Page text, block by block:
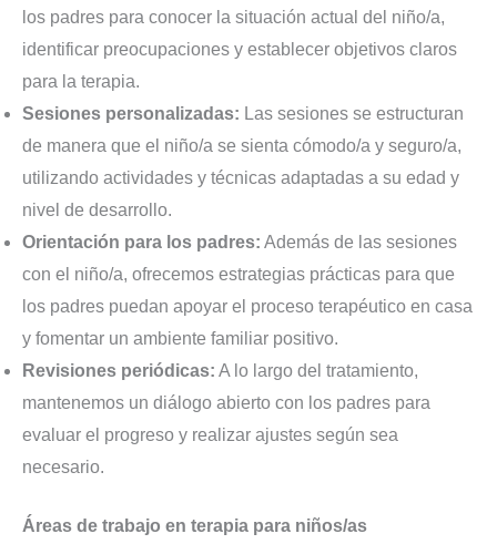
los padres para conocer la situación actual del niño/a,
identificar preocupaciones y establecer objetivos claros
para la terapia.
Sesiones personalizadas: Las sesiones se estructuran
de manera que el niño/a se sienta cómodo/a y seguro/a,
utilizando actividades y técnicas adaptadas a su edad y
nivel de desarrollo.
Orientación para los padres: Además de las sesiones
con el niño/a, ofrecemos estrategias prácticas para que
los padres puedan apoyar el proceso terapéutico en casa
y fomentar un ambiente familiar positivo.
Revisiones periódicas: A lo largo del tratamiento,
mantenemos un diálogo abierto con los padres para
evaluar el progreso y realizar ajustes según sea
necesario.
Áreas de trabajo en terapia para niños/as